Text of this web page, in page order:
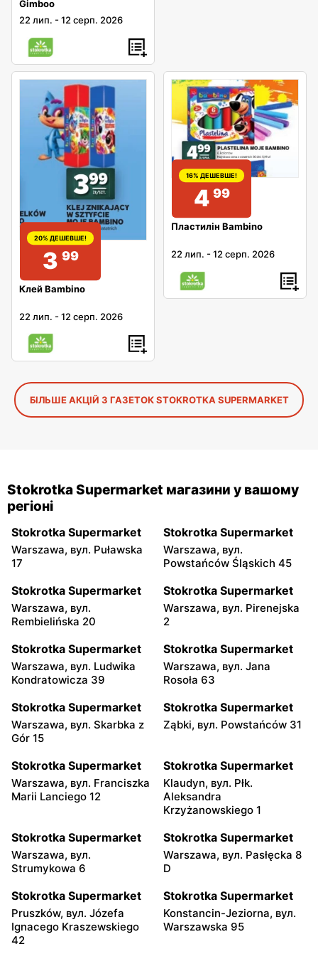
Gimboo
22 лип. -12 серп. 2026
20% ДЕШЕВШЕ!
3 99
Клей Bambino
22 лип. -12 серп. 2026
16% ДЕШЕВШЕ!
4 99
Пластилін Bambino
22 лип. -12 серп. 2026
БІЛЬШЕ АКЦІЙ З ГАЗЕТОК STOKROTKA SUPERMARKET
Stokrotka Supermarket магазини у вашому
регіоні
Stokrotka Supermarket
Warszawa, вул. Puławska
17
Stokrotka Supermarket
Warszawa, вул.
Powstańców Śląskich 45
Stokrotka Supermarket
Warszawa, вул.
Rembielińska 20
Stokrotka Supermarket
Warszawa, вул. Pirenejska
2
Stokrotka Supermarket
Warszawa, вул. Ludwika
Kondratowicza 39
Stokrotka Supermarket
Warszawa, вул. Jana
Rosoła 63
Stokrotka Supermarket
Warszawa, вул. Skarbka z
Gór 15
Stokrotka Supermarket
Ząbki, вул. Powstańców 31
Stokrotka Supermarket
Warszawa, вул. Franciszka
Marii Lanciego 12
Stokrotka Supermarket
Klaudyn, вул. Płk.
Aleksandra
Krzyżanowskiego 1
Stokrotka Supermarket
Warszawa, вул.
Strumykowa 6
Stokrotka Supermarket
Warszawa, вул. Pasłęcka 8
D
Stokrotka Supermarket
Pruszków, вул. Józefa
Ignacego Kraszewskiego
42
Stokrotka Supermarket
Konstancin-Jeziorna, вул.
Warszawska 95